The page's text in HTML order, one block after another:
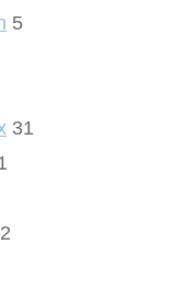
5
31
2